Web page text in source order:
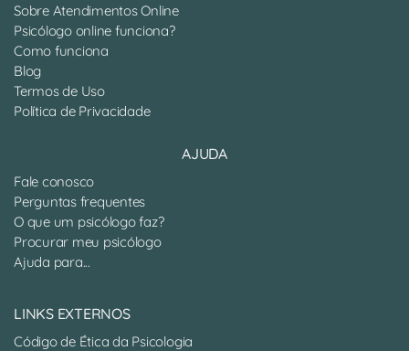
Sobre Atendimentos Online
Psicólogo online funciona?
Como funciona
Blog
Termos de Uso
Política de Privacidade
AJUDA
Fale conosco
Perguntas frequentes
O que um psicólogo faz?
Procurar meu psicólogo
Ajuda para...
LINKS EXTERNOS
Código de Ética da Psicologia